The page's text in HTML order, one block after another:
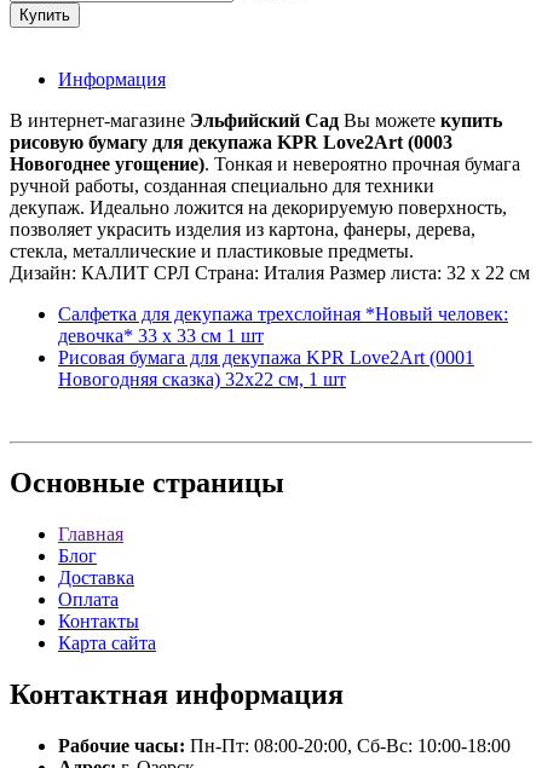
Информация
В интернет-магазине Эльфийский Сад Вы можете купить
рисовую бумагу для декупажа KPR Love2Art (0003
Новогоднее угощение). Тонкая и невероятно прочная бумага
ручной работы, созданная специально для техники
декупаж. Идеально ложится на декорируемую поверхность,
позволяет украсить изделия из картона, фанеры, дерева,
стекла, металлические и пластиковые предметы.
Дизайн: КАЛИТ СРЛ Страна: Италия Размер листа: 32 х 22 см
Салфетка для декупажа трехслойная *Новый человек:
девочка* 33 х 33 см 1 шт
Рисовая бумага для декупажа KPR Love2Art (0001
Новогодняя сказка) 32х22 см, 1 шт
Основные страницы
Главная
Блог
Доставка
Оплата
Контакты
Карта сайта
Контактная информация
Рабочие часы: Пн-Пт: 08:00-20:00, Сб-Вс: 10:00-18:00